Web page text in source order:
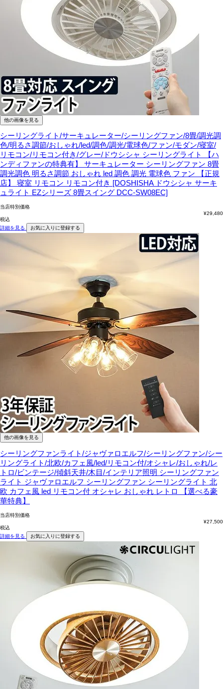
他の画像を見る
シーリングライト/サーキュレーター/シーリングファン/8畳/調光調
色/明るさ調節/おしゃれ/led/調色/調光/電球色/ファン/モダン/寝室/
リモコン/リモコン付き/グレー/ドウシシャ シーリングライト 【ハ
ンディファンの特典有】 サーキュレーター シーリングファン 8畳
調光調色 明るさ調節 おしゃれ led 調色 調光 電球色 ファン 【正規
店】 寝室 リモコン リモコン付き [DOSHISHA ドウシシャ サーキ
ュライト EZシリーズ 8畳スイング DCC-SW08EC]
当店特別価格
¥29,480
税込
詳細を見る
お気に入りに登録する
他の画像を見る
シーリングファンライト/ジャヴァロエルフ/シーリングファン/シー
リングライト/北欧/カフェ風/led/リモコン付/オシャレ/おしゃれ/レ
トロ/ビンテージ/傾斜天井/木目/インテリア照明 シーリングファン
ライト ジャヴァロエルフ シーリングファン シーリングライト 北
欧 カフェ風 led リモコン付 オシャレ おしゃれ レトロ 【選べる豪
華特典】
当店特別価格
¥27,500
税込
詳細を見る
お気に入りに登録する